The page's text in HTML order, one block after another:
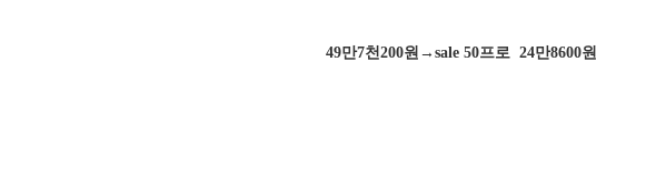
49만7천200원→sale 50프로 24만8600원